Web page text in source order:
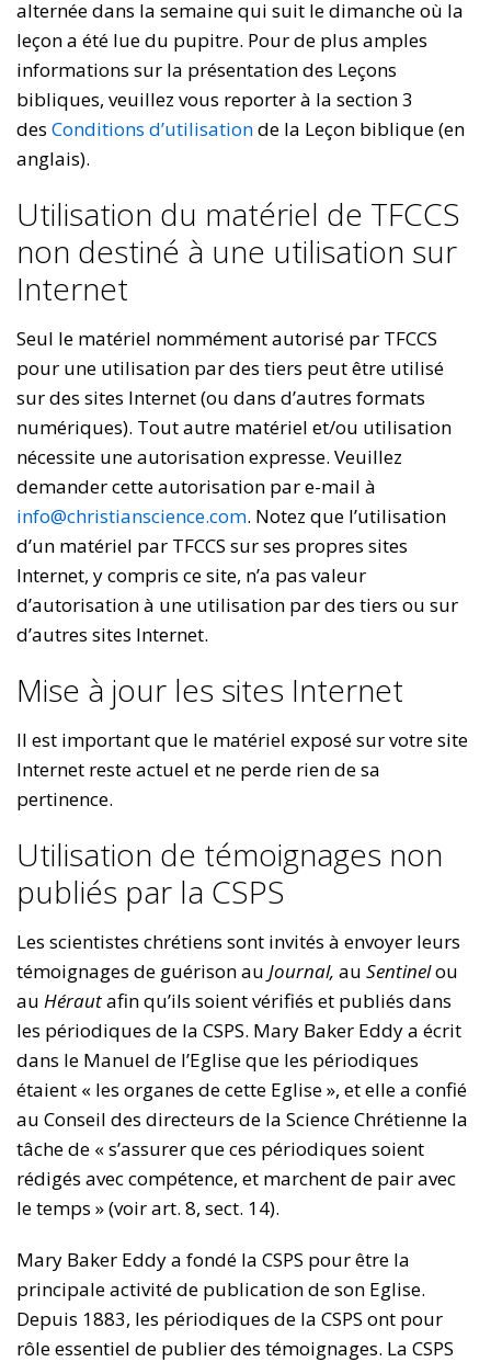
alternée dans la semaine qui suit le dimanche où la
leçon a été lue du pupitre. Pour de plus amples
informations sur la présentation des Leçons
bibliques, veuillez vous reporter à la section 3
des Conditions d’utilisationde la Leçon biblique (en
anglais).
Utilisation du matériel de TFCCS
non destiné à une utilisation sur
Internet
Seul le matériel nommément autorisé par TFCCS
pour une utilisation par des tiers peut être utilisé
sur des sites Internet (ou dans d’autres formats
numériques). Tout autre matériel et/ou utilisation
nécessite une autorisation expresse. Veuillez
demander cette autorisation par e-mail à
info@christianscience.com. Notez que l’utilisation
d’un matériel par TFCCS sur ses propres sites
Internet, y compris ce site, n’a pas valeur
d’autorisation à une utilisation par des tiers ou sur
d’autres sites Internet.
Mise à jour les sites Internet
Il est important que le matériel exposé sur votre site
Internet reste actuel et ne perde rien de sa
pertinence.
Utilisation de témoignages non
publiés par la CSPS
Les scientistes chrétiens sont invités à envoyer leurs
témoignages de guérison au Journal, au Sentinelou
au Hérautafin qu’ils soient vérifiés et publiés dans
les périodiques de la CSPS. Mary Baker Eddy a écrit
dans le Manuel de l’Eglise que les périodiques
étaient « les organes de cette Eglise », et elle a confié
au Conseil des directeurs de la Science Chrétienne la
tâche de « s’assurer que ces périodiques soient
rédigés avec compétence, et marchent de pair avec
le temps » (voir art. 8, sect. 14).
Mary Baker Eddy a fondé la CSPS pour être la
principale activité de publication de son Eglise.
Depuis 1883, les périodiques de la CSPS ont pour
rôle essentiel de publier des témoignages. La CSPS